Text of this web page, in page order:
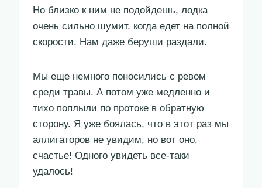
Но близко к ним не подойдешь, лодка
очень сильно шумит, когда едет на полной
скорости. Нам даже беруши раздали.
Мы еще немного поносились с ревом
среди травы. А потом уже медленно и
тихо поплыли по протоке в обратную
сторону. Я уже боялась, что в этот раз мы
аллигаторов не увидим, но вот оно,
счастье! Одного увидеть все-таки
удалось!